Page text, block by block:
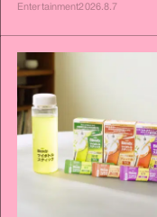
Entertainment2026.8.7